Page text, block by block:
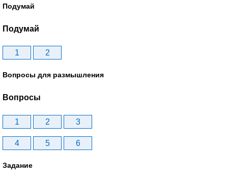
Подумай
Подумай
1 2
Вопросы для размышления
Вопросы
1 2 3
4 5 6
Задание